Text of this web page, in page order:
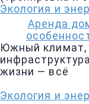
Экология и
Аренда
Южный климат,
жизни — всё
Экология и